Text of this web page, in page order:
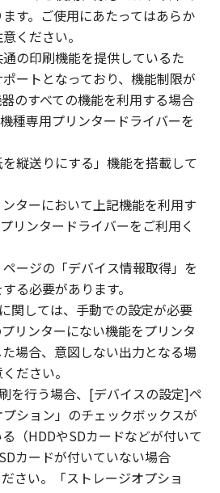
(1)に基づいて「本ソフトウ
めのバックアップとして、
を１部、複製することがで
に定める場合を除き、キヤ
のライセンサーのいかなる
たると黙示たるとを問わ
てお客様に譲渡あるいは許
りません。
用許諾、譲渡、販売、頒
貸与その他の方法により、
ウェア」を使用させること
ソフトウェア」の全部また
、逆コンパイル、逆アセン
スエンジニアリング等する
また第三者にこのような行
せん。
トウェア」に含まれるキヤ
のライセンサーの著作権表
もしくは削除してはなりま
す。ご使用にあたってはあらか
ください。
の印刷機能を提供しているた
ートとなっており、機能制限が
のすべての機能を利用する場合
種専用プリンタードライバーを
縦送りにする」機能を搭載して
ターにおいて上記機能を利用す
リンタードライバーをご利用く
ージの「デバイス情報取得」を
る必要があります。
関しては、手動での設定が必要
リンターにない機能をプリンタ
場合、意図しない出力となる場
ださい。
を行う場合、[デバイスの設定]ペ
ション」のチェックボックスが
（HDDやSDカードなどが付いて
カードが付いていない場合
さい。「ストレージオプショ